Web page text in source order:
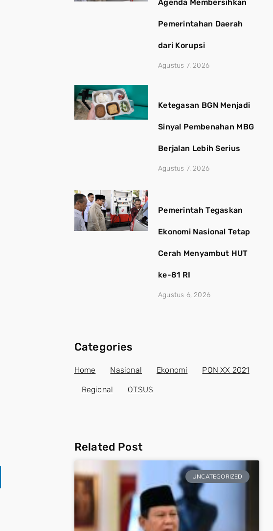
Agenda Membersihkan
Pemerintahan Daerah
dari Korupsi
Agustus 7, 2026
Ketegasan BGN Menjadi
Sinyal Pembenahan MBG
Berjalan Lebih Serius
Agustus 7, 2026
Pemerintah Tegaskan
Ekonomi Nasional Tetap
Cerah Menyambut HUT
ke-81 RI
Agustus 6, 2026
Categories
Home Nasional Ekonomi PON XX 2021
Regional OTSUS
Related Post
UNCATEGORIZED